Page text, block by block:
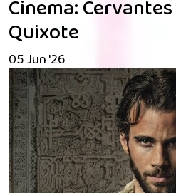
Cinema:
Quixote
05 Jun '26